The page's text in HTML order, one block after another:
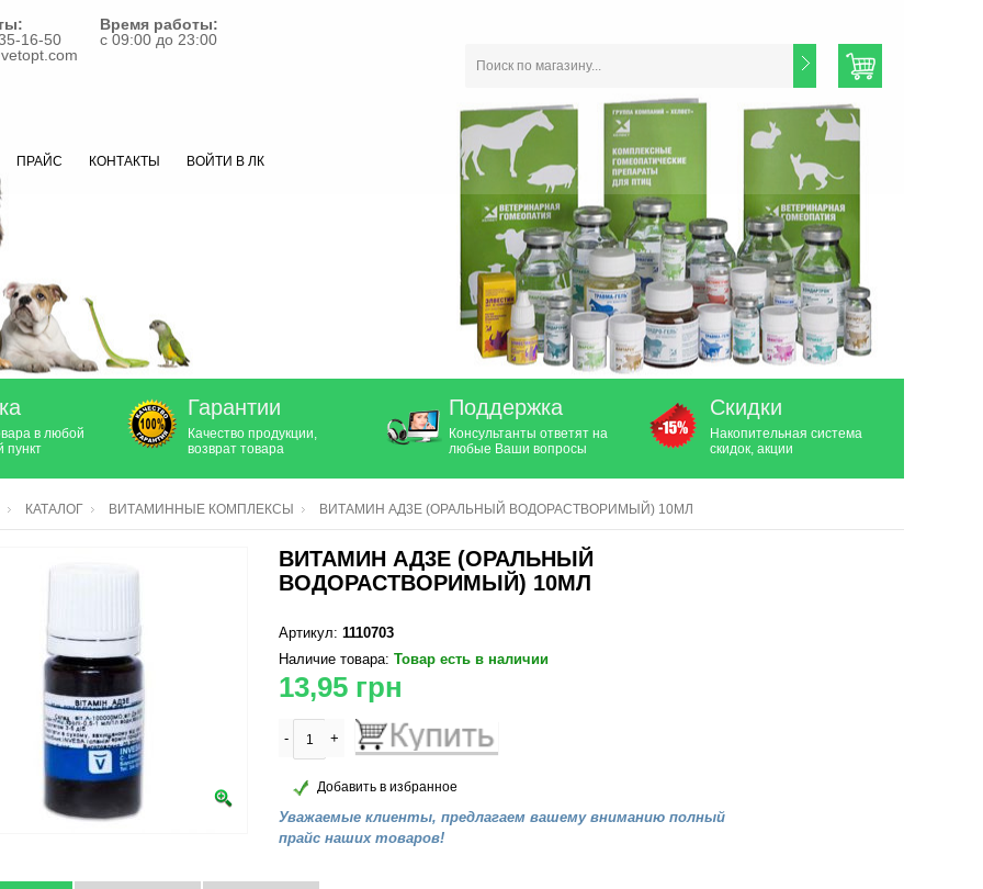
16-50
Время работы:
с 09:00 до 23:00
ПРАЙС КОНТАКТЫ ВОЙТИ В ЛК
в любой
пункт
Гарантии
Качество продукции,
возврат товара
Поддержка
Консультанты ответят на
любые Ваши вопросы
Скидки
Накопительная система
скидок, акции
КАТАЛОГ ВИТАМИННЫЕ КОМПЛЕКСЫ ВИТАМИН АД3Е (ОРАЛЬНЫЙ ВОДОРАСТВОРИМЫЙ) 10МЛ
ВИТАМИН АД3Е (ОРАЛЬНЫЙ
ВОДОРАСТВОРИМЫЙ) 10МЛ
Артикул: 1110703
Наличие товара: Товар есть в наличии
13,95 грн
- +
Добавить в избранное
Уважаемые клиенты, предлагаем вашему вниманию полный
прайс наших товаров!